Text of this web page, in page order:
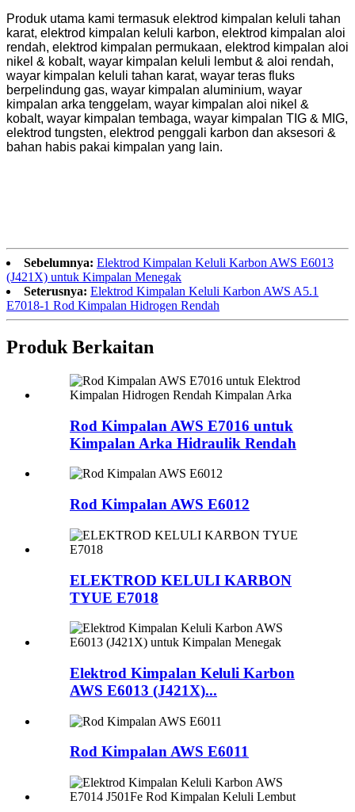
Produk utama kami termasuk elektrod kimpalan keluli tahan
karat, elektrod kimpalan keluli karbon, elektrod kimpalan aloi
rendah, elektrod kimpalan permukaan, elektrod kimpalan aloi
nikel & kobalt, wayar kimpalan keluli lembut & aloi rendah,
wayar kimpalan keluli tahan karat, wayar teras fluks
berpelindung gas, wayar kimpalan aluminium, wayar
kimpalan arka tenggelam, wayar kimpalan aloi nikel &
kobalt, wayar kimpalan tembaga, wayar kimpalan TIG & MIG,
elektrod tungsten, elektrod penggali karbon dan aksesori &
bahan habis pakai kimpalan yang lain.
Sebelumnya: Elektrod Kimpalan Keluli Karbon AWS E6013
(J421X) untuk Kimpalan Menegak
Seterusnya: Elektrod Kimpalan Keluli Karbon AWS A5.1
E7018-1 Rod Kimpalan Hidrogen Rendah
Produk Berkaitan
Rod Kimpalan AWS E7016 untuk
Kimpalan Arka Hidraulik Rendah
Rod Kimpalan AWS E6012
ELEKTROD KELULI KARBON
TYUE E7018
Elektrod Kimpalan Keluli Karbon
AWS E6013 (J421X)...
Rod Kimpalan AWS E6011